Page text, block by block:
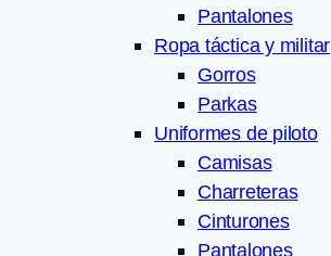
Pantalones
Ropa táctica y militar
Gorros
Parkas
Uniformes de piloto
Camisas
Charreteras
Cinturones
Pantalones